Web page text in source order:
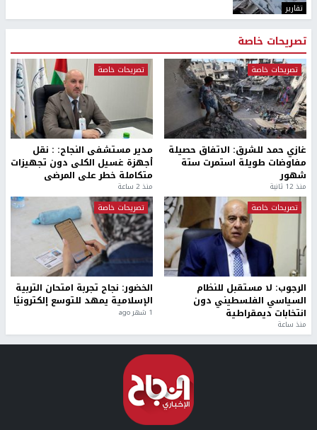
تقارير
تصريحات خاصة
تصريحات خاصة
غازي حمد للشرق: الاتفاق حصيلة
مفاوضات طويلة استمرت ستة
شهور
منذ 12 ثانية
تصريحات خاصة
مدير مستشفى النجاح: : نقل
أجهزة غسيل الكلى دون تجهيزات
متكاملة خطر على المرضى
منذ 2 ساعة
تصريحات خاصة
الرجوب: لا مستقبل للنظام
السياسي الفلسطيني دون
انتخابات ديمقراطية
منذ ساعة
تصريحات خاصة
الخضور: نجاح تجربة امتحان التربية
الإسلامية يمهد للتوسع إلكترونيًا
1 شهر ago